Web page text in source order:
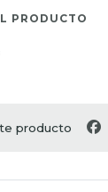
PRODUCTO
producto